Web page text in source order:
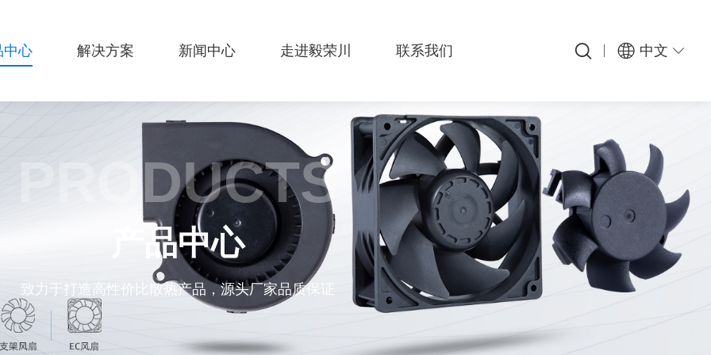
中文
中心 解决方案 新闻中心 走进毅荣川 联系我们
PRODUCTS
产品中心
致力于打造高性价比散热产品，源头厂家品质保证